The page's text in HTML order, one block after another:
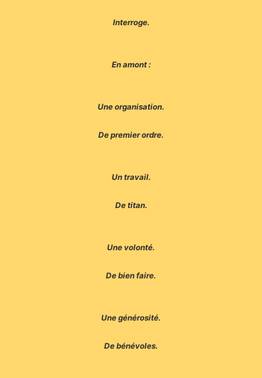
Interroge.
En amont :
Une organisation.
De premier ordre.
Un travail.
De titan.
Une volonté.
De bien faire.
Une générosité.
De bénévoles.